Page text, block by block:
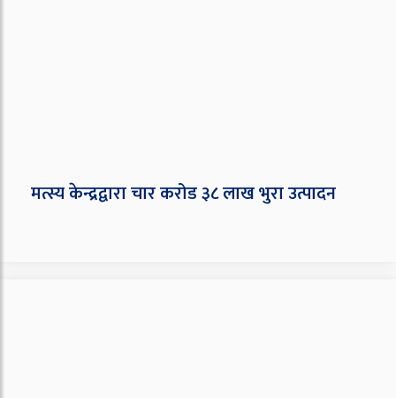
मत्स्य केन्द्रद्वारा चार करोड ३८ लाख भुरा उत्पादन